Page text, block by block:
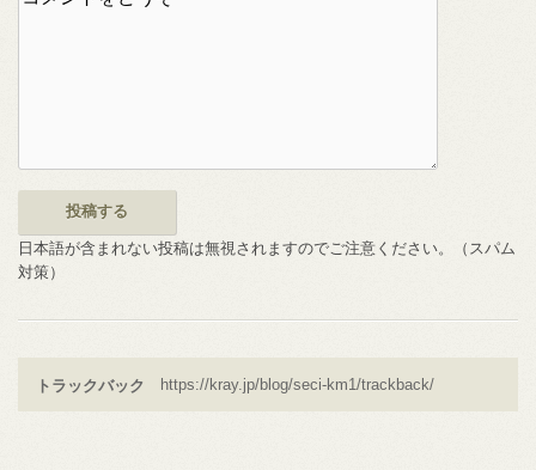
日本語が含まれない投稿は無視されますのでご注意ください。（スパム
対策）
トラックバック